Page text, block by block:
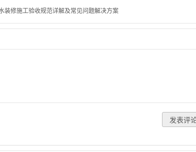
装修施工验收规范详解及常见问题解决方案